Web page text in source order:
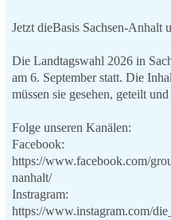
Jetzt dieBasis Sachsen-Anhalt
Die Landtagswahl 2026 in
am 6. September statt. Die
müssen sie gesehen, geteilt
Folge unseren Kanälen:
Facebook:
https://www.facebook.com/
nanhalt/
Instragram:
https://www.instagram.com/